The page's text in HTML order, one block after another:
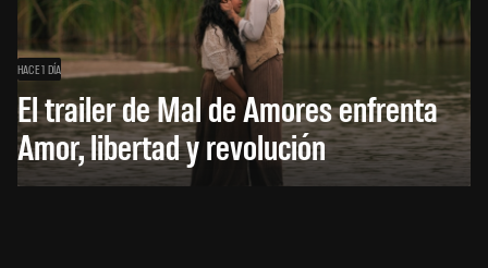
HACE 1 DÍA
El trailer de Mal de Amores enfrenta
Amor, libertad y revolución